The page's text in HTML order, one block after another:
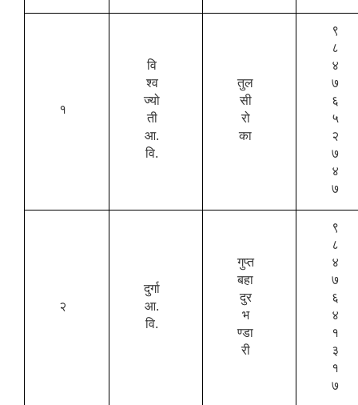
१
वि
श्व
ज्यो
ती
आ.
वि.
तुल
सी
रो
का
९
८
४
७
६
५
२
७
४
७
२
दुर्गा
आ.
वि.
गुप्त
बहा
दुर
भ
ण्डा
री
९
८
४
७
६
४
१
३
१
७